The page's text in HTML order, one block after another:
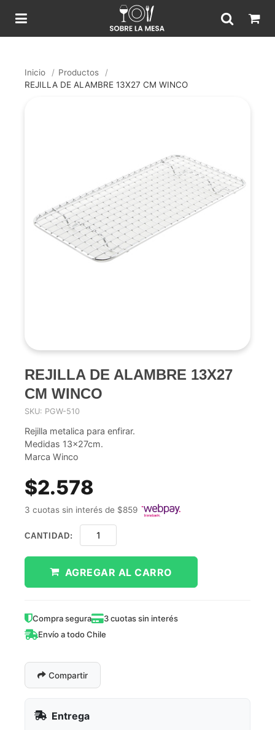
Inicio / Productos
/
REJILLA DE ALAMBRE 13X27 CM WINCO
REJILLA DE ALAMBRE 13X27
CM WINCO
SKU: PGW-510
Rejilla metalica para enfirar.
Medidas 13x27cm.
Marca Winco
$2.578
3 cuotas sin interés de $859
CANTIDAD:
AGREGAR AL CARRO
Compra segura
3 cuotas sin interés
Envío a todo Chile
Compartir
Entrega